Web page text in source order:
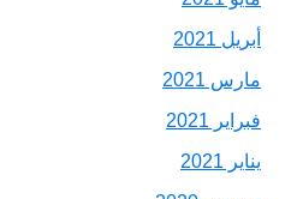
أبريل 2021
مارس 2021
فبراير 2021
يناير 2021